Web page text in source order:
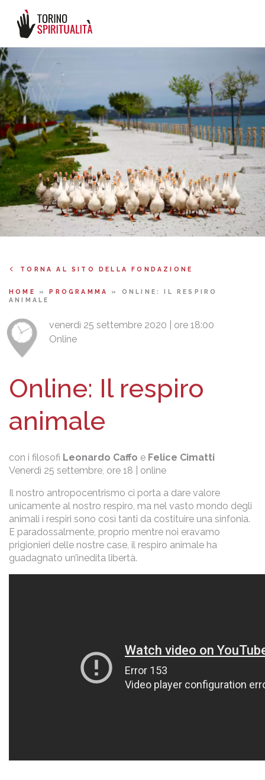
TORNA AL SITO DELLA FONDAZIONE
HOME »PROGRAMMA » ONLINE: IL RESPIRO
ANIMALE
venerdì 25 settembre 2020 | ore 18:00
Online
Online: Il respiro
animale
con i filosofi Leonardo Caffo e Felice Cimatti
Venerdì 25 settembre, ore 18 | online
Il nostro antropocentrismo ci porta a dare valore
unicamente al nostro respiro, ma nel vasto mondo degli
animali i respiri sono così tanti da costituire una sinfonia.
E paradossalmente, proprio mentre noi eravamo
prigionieri delle nostre case, il respiro animale ha
guadagnato un’inedita libertà.